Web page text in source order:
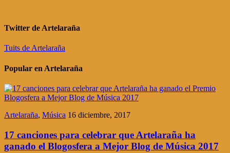
Twitter de Artelaraña
Tuits de Artelaraña
Popular en Artelaraña
Artelaraña, Música 16 diciembre, 2017
17 canciones para celebrar que Artelaraña ha
ganado el Blogosfera a Mejor Blog de Música 2017